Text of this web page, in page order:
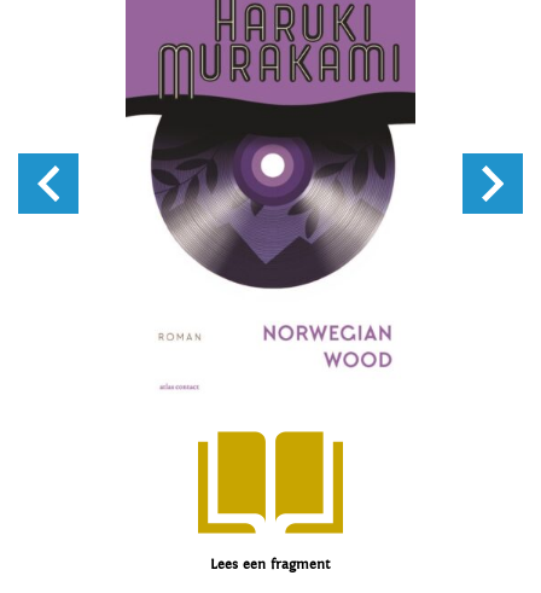
Lees een fragment